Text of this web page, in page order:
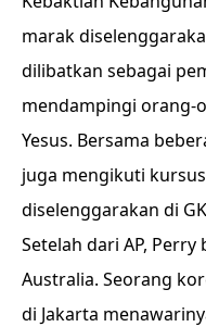
marak
dilibatkan sebagai
mendampingi orang-
Yesus. Bersama
juga mengikuti
diselenggarakan di
Setelah dari AP,
Australia. Seorang
di Jakarta